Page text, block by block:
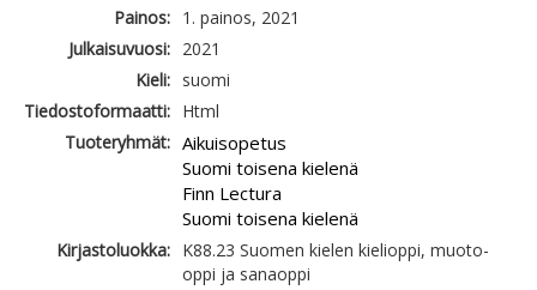
Painos: 1. painos, 2021
Julkaisuvuosi: 2021
Kieli: suomi
Tiedostoformaatti: Html
Tuoteryhmät: Aikuisopetus
Suomi toisena kielenä
Finn Lectura
Suomi toisena kielenä
Kirjastoluokka: K88.23 Suomen kielen kielioppi, muoto-
oppi ja sanaoppi